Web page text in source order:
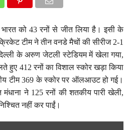
को 43 रनों से जीत लिया है। इसी के
टीम ने तीन वनडे मैचों की सीरीज 2-1
के अरुण जेटली स्टेडियम में खेला गया,
412 रनों का विशाल स्कोर खड़ा किया
टीम 369 के स्कोर पर ऑलआउट हो गई।
ने 125 रनों की शतकीय पारी खेली,
नहीं कर पाईं।